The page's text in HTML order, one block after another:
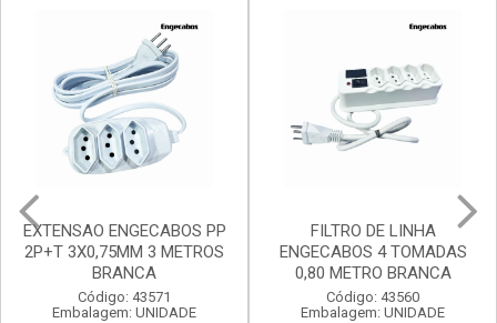
FILTRO DE LINHA
ENGECABOS 4 TOMADAS
0,80 METRO BRANCA
Código: 43560
Embalagem: UNIDADE
FILTRO DE LINHA
ENGECABOS 3 TOMADAS
0,80 METRO BRANCA
Código: 43558
Embalagem: UNIDADE